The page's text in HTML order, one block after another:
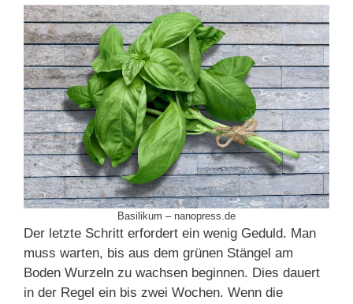
Basilikum – nanopress.de
Der letzte Schritt erfordert ein wenig Geduld. Man
muss warten, bis aus dem grünen Stängel am
Boden Wurzeln zu wachsen beginnen. Dies dauert
in der Regel ein bis zwei Wochen. Wenn die